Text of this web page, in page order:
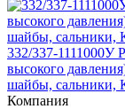
332/337-1111000У
высокого
шайбы,
Компания